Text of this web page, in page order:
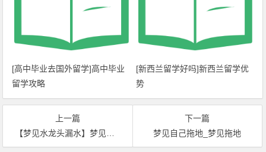
[高中毕业去国外留学]高中毕业
留学攻略
[新西兰留学好吗]新西兰留学优
势
上一篇
【梦见水龙头漏水】梦见水龙
下一篇
梦见自己拖地_梦见拖地